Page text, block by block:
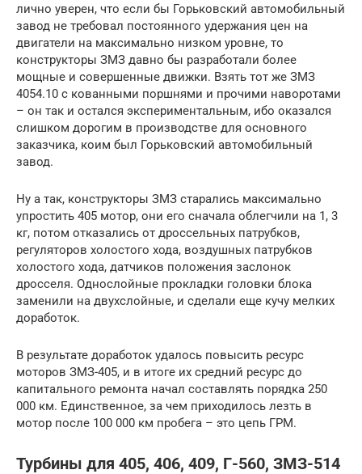
лично уверен, что если бы Горьковский автомобильный
завод не требовал постоянного удержания цен на
двигатели на максимально низком уровне, то
конструкторы ЗМЗ давно бы разработали более
мощные и совершенные движки. Взять тот же ЗМЗ
4054.10 с кованными поршнями и прочими наворотами
– он так и остался экспериментальным, ибо оказался
слишком дорогим в производстве для основного
заказчика, коим был Горьковский автомобильный
завод.
Ну а так, конструкторы ЗМЗ старались максимально
упростить 405 мотор, они его сначала облегчили на 1, 3
кг, потом отказались от дроссельных патрубков,
регуляторов холостого хода, воздушных патрубков
холостого хода, датчиков положения заслонок
дросселя. Однослойные прокладки головки блока
заменили на двухслойные, и сделали еще кучу мелких
доработок.
В результате доработок удалось повысить ресурс
моторов ЗМЗ-405, и в итоге их средний ресурс до
капитального ремонта начал составлять порядка 250
000 км. Единственное, за чем приходилось лезть в
мотор после 100 000 км пробега – это цепь ГРМ.
Турбины для 405, 406, 409, Г-560, ЗМЗ-514